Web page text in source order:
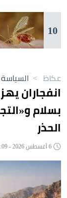
10
عكاظ > السياسة
انفجاران
بسلام
الحذر